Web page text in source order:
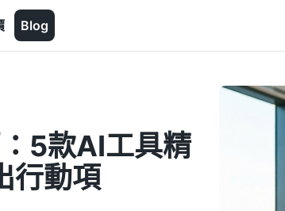
Blog
5款AI工具精
行動項